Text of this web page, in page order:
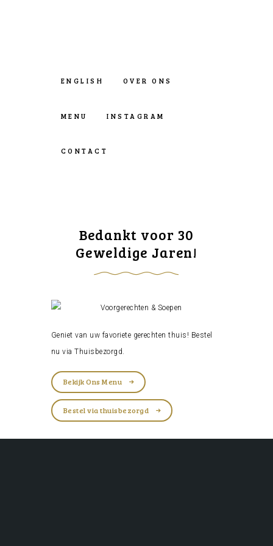
ENGLISH OVER ONS
MENU INSTAGRAM
CONTACT
Bedankt voor 30
Geweldige Jaren!
Geniet van uw favoriete gerechten thuis! Bestel
nu viaThuisbezorgd
Bekijk Ons Menu
Bestel via thuisbezorgd